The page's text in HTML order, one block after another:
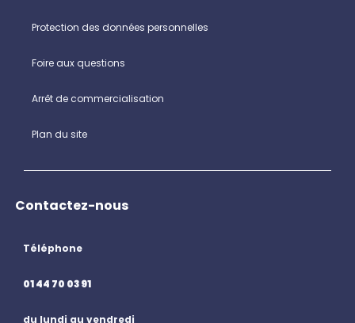
Protection des données personnelles
Foire aux questions
Arrêt de commercialisation
Plan du site
Contactez-nous
Téléphone
01 44 70 03 91
du lundi au vendredi